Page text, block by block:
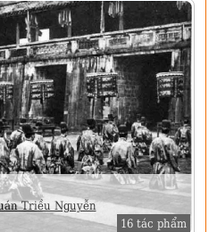
Triều Nguyễn
16 tác phẩm